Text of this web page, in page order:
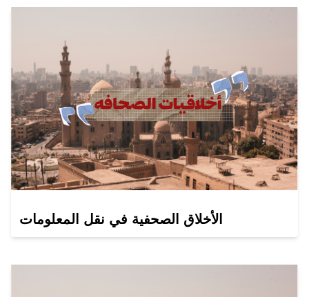
الأخلاق الصحفية في نقل المعلومات